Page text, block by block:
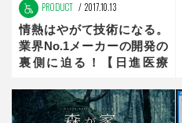
PRODUCT 2017.10.13
情熱はやがて技術になる。
業界No.1メーカーの開発の
裏側に迫る！【日進医療